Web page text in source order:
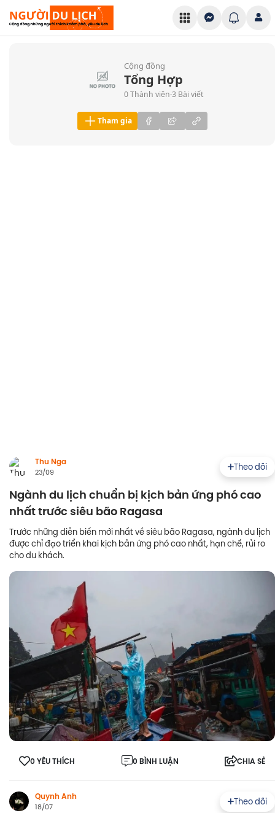
Cộng đồng
Tổng Hợp
0 Thành viên·3 Bài viết
Tham gia
Thu Nga
23/09
Theo dõi
Ngành du lịch chuẩn bị kịch bản ứng phó cao
nhất trước siêu bão Ragasa
Trước những diễn biến mới nhất về siêu bão Ragasa, ngành du lịch
được chỉ đạo triển khai kịch bản ứng phó cao nhất, hạn chế, rủi ro
cho du khách.
0 YÊU THÍCH 0 BÌNH LUẬN CHIA SẺ
Quynh Anh
18/07
Theo dõi